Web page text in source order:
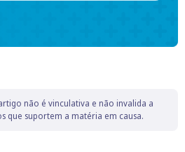
não é vinculativa e não invalida a
que suportem a matéria em causa.